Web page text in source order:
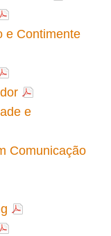
e Contimente
e
Comunicação